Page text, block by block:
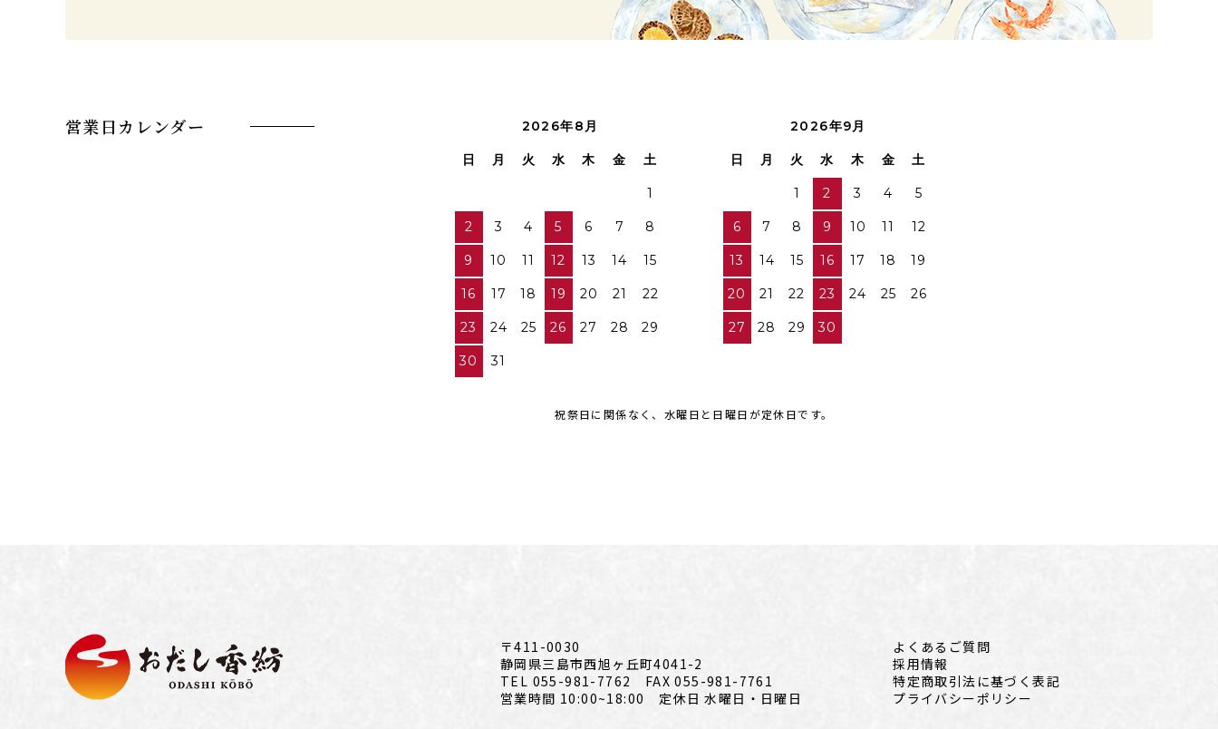
営業日カレンダー 2026年8月
日 月 火 水 木 金 土
1
2 3 4 5 6 7 8
9 10 11 12 13 14 15
16 17 18 19 20 21 22
23 24 25 26 27 28 29
30 31
2026年9月
日 月 火 水 木 金 土
1 2 3 4 5
6 7 8 9 10 11 12
13 14 15 16 17 18 19
20 21 22 23 24 25 26
27 28 29 30
祝祭日に関係なく、水曜日と日曜日が定休日です。
〒411-0030
静岡県三島市西旭ヶ丘町4041-2
TEL 055-981-7762 FAX 055-981-7761
営業時間 10:00~18:00 定休日 水曜日・日曜日
よくあるご質問
採用情報
特定商取引法に基づく表記
プライバシーポリシー